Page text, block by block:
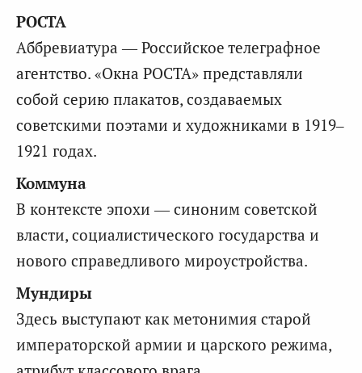
РОСТА
Аббревиатура — Российское телеграфное
агентство. «Окна РОСТА» представляли
собой серию плакатов, создаваемых
советскими поэтами и художниками в 1919–
1921 годах.
Коммуна
В контексте эпохи — синоним советской
власти, социалистического государства и
нового справедливого мироустройства.
Мундиры
Здесь выступают как метонимия старой
императорской армии и царского режима,